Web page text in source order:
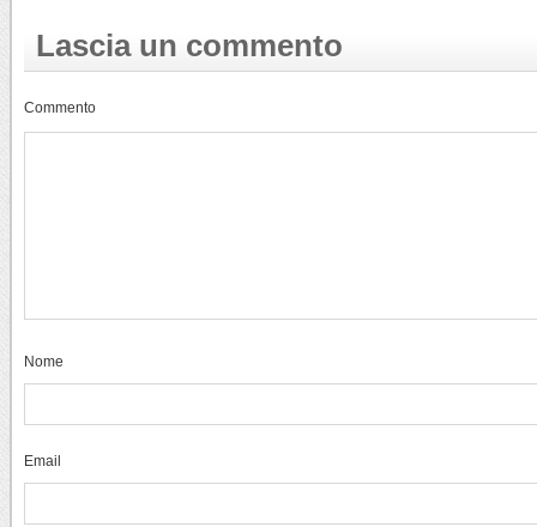
Lascia un commento
Commento
Nome
Email